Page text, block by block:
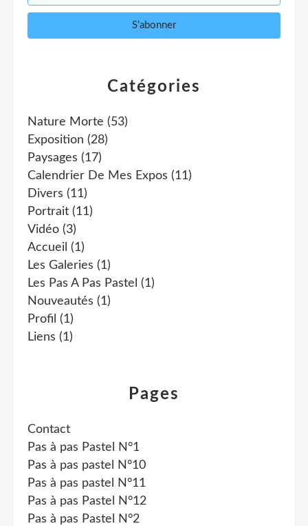
Catégories
Nature Morte (53)
Exposition (28)
Paysages (17)
Calendrier De Mes Expos (11)
Divers (11)
Portrait (11)
Vidéo (3)
Accueil (1)
Les Galeries (1)
Les Pas A Pas Pastel (1)
Nouveautés (1)
Profil (1)
Liens (1)
Pages
Contact
Pas à pas Pastel N°1
Pas à pas pastel N°10
Pas à pas pastel N°11
Pas à pas Pastel N°12
Pas à pas Pastel N°2